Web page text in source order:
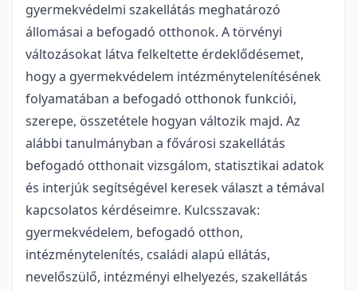
gyermekvédelmi szakellátás meghatározó
állomásai a befogadó otthonok. A törvényi
változásokat látva felkeltette érdeklődésemet,
hogy a gyermekvédelem intézménytelenítésének
folyamatában a befogadó otthonok funkciói,
szerepe, összetétele hogyan változik majd. Az
alábbi tanulmányban a fővárosi szakellátás
befogadó otthonait vizsgálom, statisztikai adatok
és interjúk segítségével keresek választ a témával
kapcsolatos kérdéseimre. Kulcsszavak:
gyermekvédelem, befogadó otthon,
intézménytelenítés, családi alapú ellátás,
nevelőszülő, intézményi elhelyezés, szakellátás